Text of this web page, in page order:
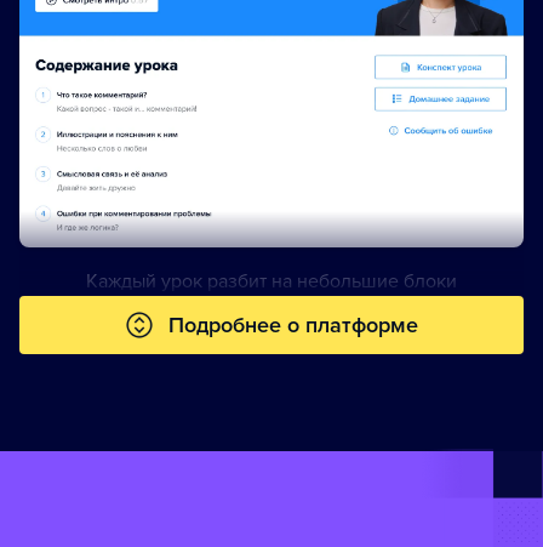
Каждый урок разбит на небольшие блоки
Подробнее о платформе